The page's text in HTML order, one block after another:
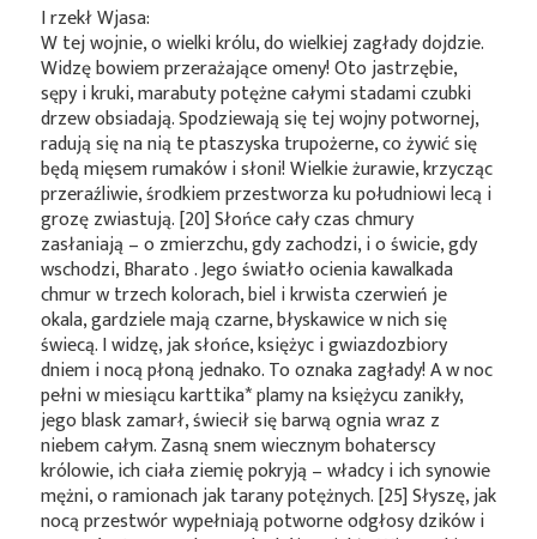
I rzekł Wjasa:
W tej wojnie, o wielki królu, do wielkiej zagłady dojdzie.
Widzę bowiem przerażające omeny! Oto jastrzębie,
sępy i kruki, marabuty potężne całymi stadami czubki
drzew obsiadają. Spodziewają się tej wojny potwornej,
radują się na nią te ptaszyska trupożerne, co żywić się
będą mięsem rumaków i słoni! Wielkie żurawie, krzycząc
przeraźliwie, środkiem przestworza ku południowi lecą i
grozę zwiastują. [20] Słońce cały czas chmury
zasłaniają – o zmierzchu, gdy zachodzi, i o świcie, gdy
wschodzi, Bharato . Jego światło ocienia kawalkada
chmur w trzech kolorach, biel i krwista czerwień je
okala, gardziele mają czarne, błyskawice w nich się
świecą. I widzę, jak słońce, księżyc i gwiazdozbiory
dniem i nocą płoną jednako. To oznaka zagłady! A w noc
pełni w miesiącukarttika*plamy na księżycu zanikły,
jego blask zamarł, świecił się barwą ognia wraz z
niebem całym. Zasną snem wiecznym bohaterscy
królowie, ich ciała ziemię pokryją – władcy i ich synowie
mężni, o ramionach jak tarany potężnych. [25] Słyszę, jak
nocą przestwór wypełniają potworne odgłosy dzików i